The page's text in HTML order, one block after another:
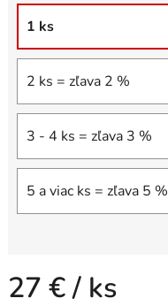
hviezdičiek.
1 ks
2 ks = zľava 2 %
3 - 4 ks = zľava 3 %
5 a viac ks = zľava 5 %
27 €/ ks